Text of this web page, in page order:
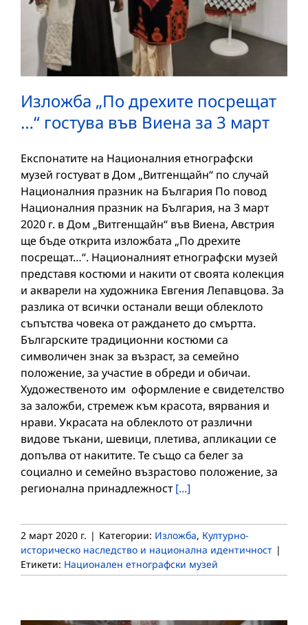
Изложба „По дрехите посрещат
…“ гостува във Виена за 3 март
Експонатите на Националния етнографски
музей гостуват в Дом „Витгенщайн“ по случай
Националния празник на България По повод
Националния празник на България, на 3 март
2020 г. в Дом „Витгенщайн“ във Виена, Австрия
ще бъде открита изложбата „По дрехите
посрещат…“. Националният етнографски музей
представя костюми и накити от своята колекция
и акварели на художника Евгения Лепавцова. За
разлика от всички останали вещи облеклото
съпътства човека от раждането до смъртта.
Българските традиционни костюми са
символичен знак за възраст, за семейно
положение, за участие в обреди и обичаи.
Художественото им оформление е свидетелство
за заложби, стремеж към красота, вярвания и
нрави. Украсата на облеклото от различни
видове тъкани, шевици, плетива, апликации се
допълва от накитите. Те също са белег за
социално и семейно възрастово положение, за
регионална принадлежност[...]
2 март 2020 г. | Категории: Изложба, Културно-
историческо наследство и национална идентичност |
Етикети: Национален етнографски музей